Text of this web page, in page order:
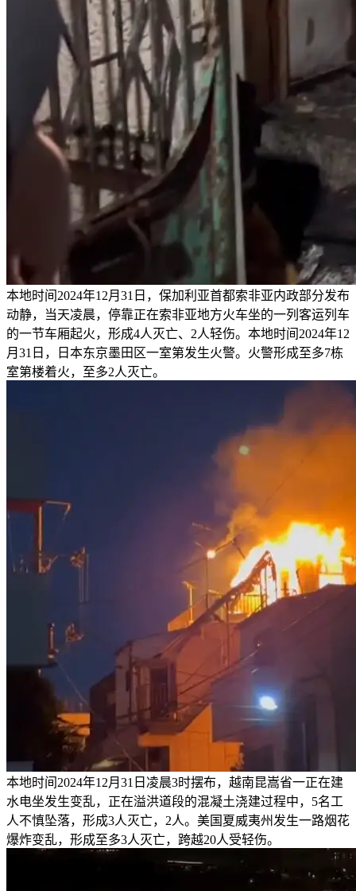
本地时间2024年12月31日，保加利亚首都索非亚内政部分发布
动静，当天凌晨，停靠正在索非亚地方火车坐的一列客运列车
的一节车厢起火，形成4人灭亡、2人轻伤。本地时间2024年12
月31日，日本东京墨田区一室第发生火警。火警形成至多7栋
室第楼着火，至多2人灭亡。
本地时间2024年12月31日凌晨3时摆布，越南昆嵩省一正在建
水电坐发生变乱，正在溢洪道段的混凝土浇建过程中，5名工
人不慎坠落，形成3人灭亡，2人。美国夏威夷州发生一路烟花
爆炸变乱，形成至多3人灭亡，跨越20人受轻伤。